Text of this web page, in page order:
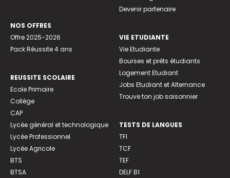
NOS OFFRES
Offre 2025-2026
Pack Réussite 4 ans
REUSSITE SCOLAIRE
Ecole Primaire
Collège
CAP
Lycée général et technologique
Lycée Professionnel
Lycée Agricole
BTS
BTSA
Devenir partenaire
VIE ETUDIANTE
Vie Etudiante
Bourses et prêts étudiants
Logement Etudiant
Jobs Etudiant et Alternance
Trouve ton job saisonnier
TESTS DE LANGUES
TFI
TCF
TEF
DELF B1